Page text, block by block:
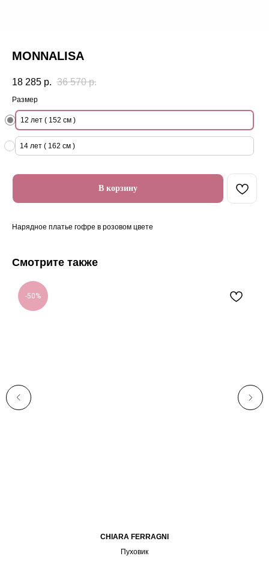
MONNALISA
18 285 р. 36 570 р.
Размер
12 лет ( 152 см )
14 лет ( 162 см )
В корзину
Нарядное платье гофре в розовом цвете
Смотрите также
-50%
CHIARA FERRAGNI
Пуховик